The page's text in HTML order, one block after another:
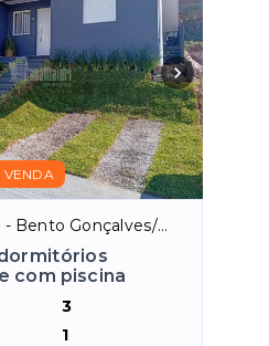
VENDA
Bento Gonçalves/RS
com piscina
3
1